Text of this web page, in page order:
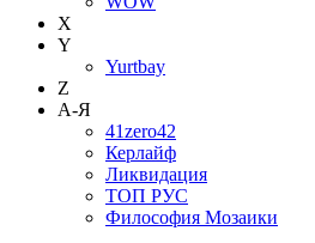
X
Y
Yurtbay
Z
А-Я
41zero42
Керлайф
Ликвидация
ТОП РУС
Философия Мозаики